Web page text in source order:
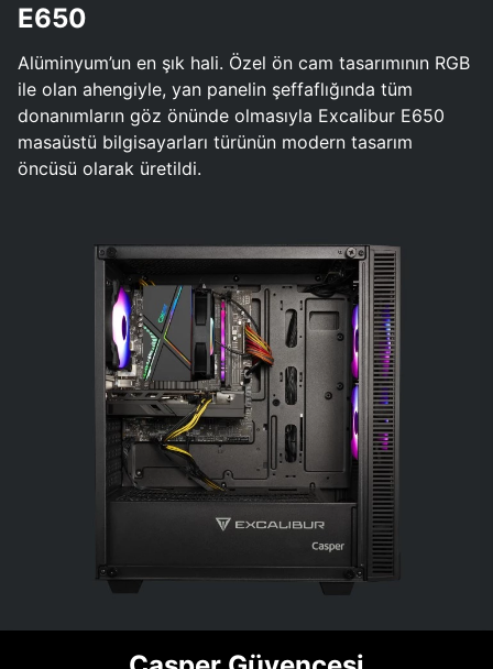
E650
Alüminyum’un en şık hali. Özel ön cam tasarımının RGB
ile olan ahengiyle, yan panelin şeffaflığında tüm
donanımların göz önünde olmasıyla Excalibur E650
masaüstü bilgisayarları türünün modern tasarım
öncüsü olarak üretildi.